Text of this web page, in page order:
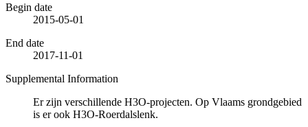
Begin date
2015-05-01
End date
2017-11-01
Supplemental Information
Er zijn verschillende H3O-projecten. Op Vlaams grondgebied
is er ook H3O-Roerdalslenk.